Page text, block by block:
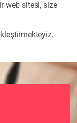
web sitesi, size